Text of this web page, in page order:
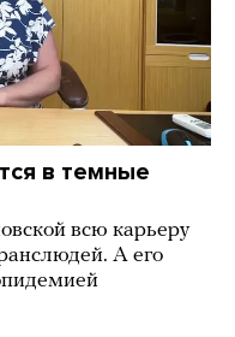
в темные
всю карьеру
А его